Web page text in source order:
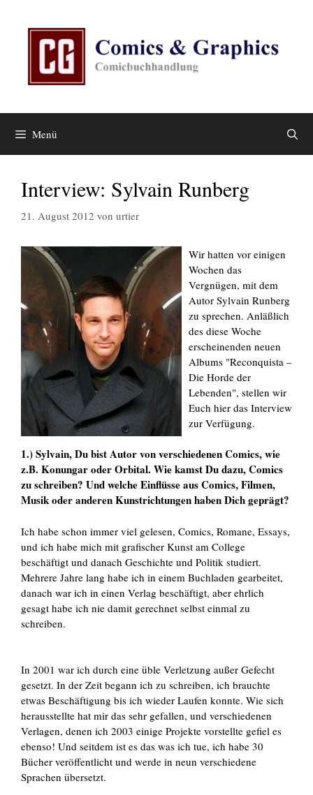
Menü
Interview: Sylvain Runberg
21. August 2012 von urtier
Wir hatten vor einigen
Wochen das
Vergnügen, mit dem
Autor Sylvain Runberg
zu sprechen. Anläßlich
des diese Woche
erscheinenden neuen
Albums "Reconquista –
Die Horde der
Lebenden", stellen wir
Euch hier das Interview
zur Verfügung.
1.) Sylvain, Du bist Autor von verschiedenen Comics, wie
z.B. Konungar oder Orbital. Wie kamst Du dazu, Comics
zu schreiben? Und welche Einflüsse aus Comics, Filmen,
Musik oder anderen Kunstrichtungen haben Dich geprägt?
Ich habe schon immer viel gelesen, Comics, Romane, Essays,
und ich habe mich mit grafischer Kunst am College
beschäftigt und danach Geschichte und Politik studiert.
Mehrere Jahre lang habe ich in einem Buchladen gearbeitet,
danach war ich in einen Verlag beschäftigt, aber ehrlich
gesagt habe ich nie damit gerechnet selbst einmal zu
schreiben.
In 2001 war ich durch eine üble Verletzung außer Gefecht
gesetzt. In der Zeit begann ich zu schreiben, ich brauchte
etwas Beschäftigung bis ich wieder Laufen konnte. Wie sich
herausstellte hat mir das sehr gefallen, und verschiedenen
Verlagen, denen ich 2003 einige Projekte vorstellte gefiel es
ebenso! Und seitdem ist es das was ich tue, ich habe 30
Bücher veröffentlicht und werde in neun verschiedene
Sprachen übersetzt.